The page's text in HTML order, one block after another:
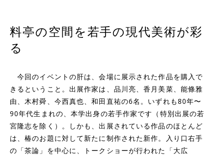
料亭の空間を若手の現代美術が彩
る
今回のイベントの肝は、会場に展示された作品を購入で
きるということ。出展作家は、品川亮、香月美菜、能條雅
由、木村舜、今西真也、和田直祐の6名。いずれも80年〜
90年代生まれの、本学出身の若手作家です（特別出展の若
宮隆志を除く）。しかも、出展されている作品のほとんど
は、椿のお題に対して新たに制作された新作。入り口右手
の「茶論」を中心に、トークショーが行われた「大広